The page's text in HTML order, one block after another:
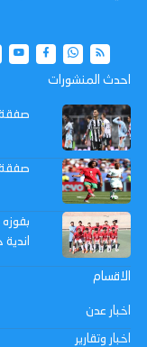
احدث المنشورات
صفقة
الاقسام
اخبار عدن
اخبار وتقارير